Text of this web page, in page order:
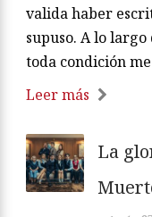
valida haber
supuso. A lo
toda condición
Leer más
La